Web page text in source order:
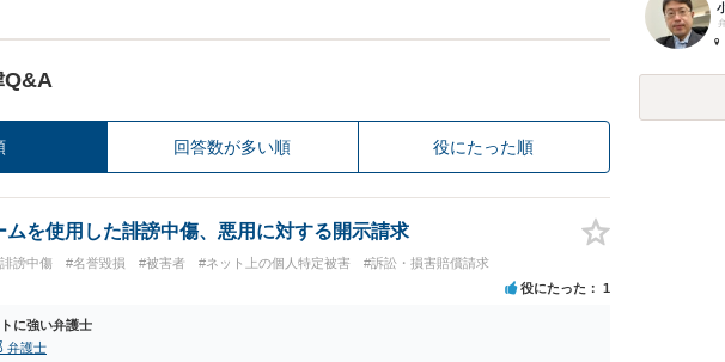
Q&A
回答数が多い順 役にたった順
ムを使用した誹謗中傷、悪用に対する開示請求
謗中傷 #名誉毀損 #被害者 #ネット上の個人特定被害 #訴訟・損害賠償請求
役にたった 1
に強い弁護士
弁護士